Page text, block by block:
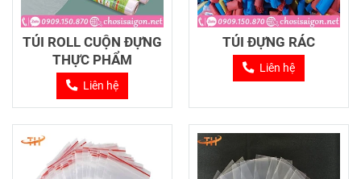
TÚI ROLL CUỘN ĐỰNG
THỰC PHẨM
Liên hệ
TÚI ĐỰNG RÁC
Liên hệ